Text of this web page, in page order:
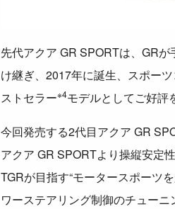
先代アクア GR SPORTは、GR
け継ぎ、2017年に誕生、スポー
ストセラー※4モデルとしてご好評
今回発売する2代目アクア GR
アクア GR SPORTより操縦安定
TGRが目指す“モータースポーツ
ワーステアリング制御のチュー